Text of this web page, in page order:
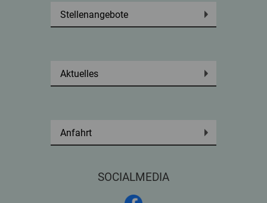
Stellenangebote
Aktuelles
Anfahrt
SOCIALMEDIA